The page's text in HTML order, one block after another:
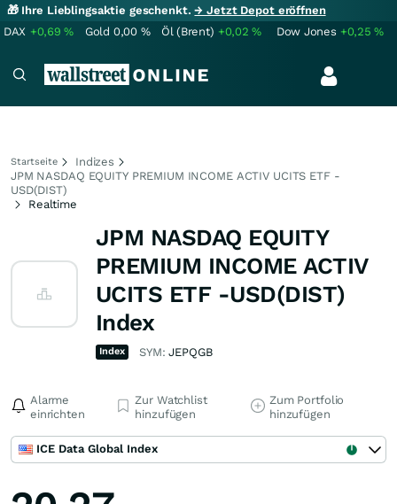
🎁 Ihre Lieblingsaktie geschenkt.→ Jetzt Depot eröffnen
DAX +0,69% Gold 0,00 % Öl (Brent) +0,02% Dow Jones +0,25%
Startseite
Indizes
JPM NASDAQ EQUITY PREMIUM INCOME ACTIV UCITS ETF -
USD(DIST)
Realtime
JPM NASDAQ EQUITY
PREMIUM INCOME ACTIV
UCITS ETF -USD(DIST)
Index
Index SYM:JEPQGB
Alarme
einrichten
Zur Watchlist
hinzufügen
Zum Portfolio
hinzufügen
ICE Data Global Index